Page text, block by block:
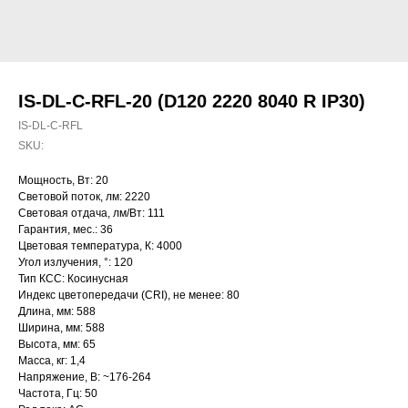
IS-DL-C-RFL-20 (D120 2220 8040 R IP30)
IS-DL-C-RFL
SKU:
Мощность, Вт: 20
Световой поток, лм: 2220
Световая отдача, лм/Вт: 111
Гарантия, мес.: 36
Цветовая температура, К: 4000
Угол излучения, °: 120
Тип КСС: Косинусная
Индекс цветопередачи (CRI), не менее: 80
Длина, мм: 588
Ширина, мм: 588
Высота, мм: 65
Масса, кг: 1,4
Напряжение, В: ~176-264
Частота, Гц: 50